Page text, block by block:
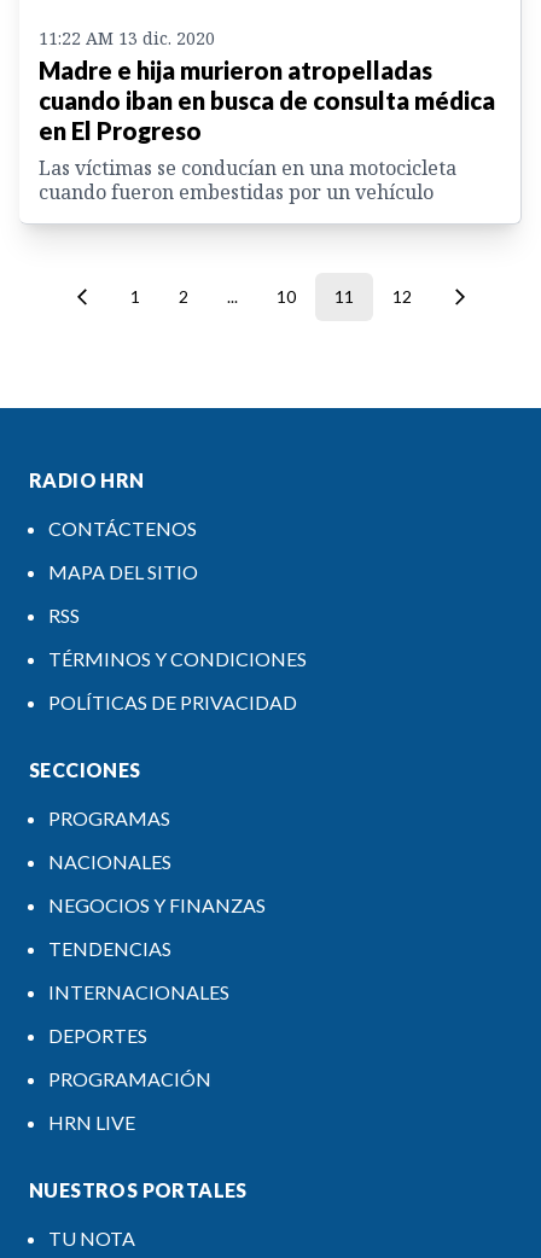
11:22 AM 13 dic. 2020
Madre e hija murieron atropelladas
cuando iban en busca de consulta médica
en El Progreso
Las víctimas se conducían en una motocicleta
cuando fueron embestidas por un vehículo
1 2 ... 10 11 12
RADIO HRN
CONTÁCTENOS
MAPA DEL SITIO
RSS
TÉRMINOS Y CONDICIONES
POLÍTICAS DE PRIVACIDAD
SECCIONES
PROGRAMAS
NACIONALES
NEGOCIOS Y FINANZAS
TENDENCIAS
INTERNACIONALES
DEPORTES
PROGRAMACIÓN
HRN LIVE
NUESTROS PORTALES
TU NOTA